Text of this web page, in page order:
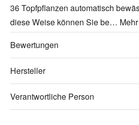
36 Topfpflanzen automatisch
diese Weise können Sie be… Mehr
Bewertungen
Hersteller
Verantwortliche Person